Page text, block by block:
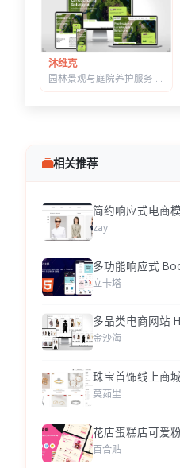
沐维克
相关推荐
简约响应式电商
zay
多功能响应式
立卡塔
多品类电商网站
金沙海
珠宝首饰线上商
莫茹里
花店蛋糕店可爱
百合贴